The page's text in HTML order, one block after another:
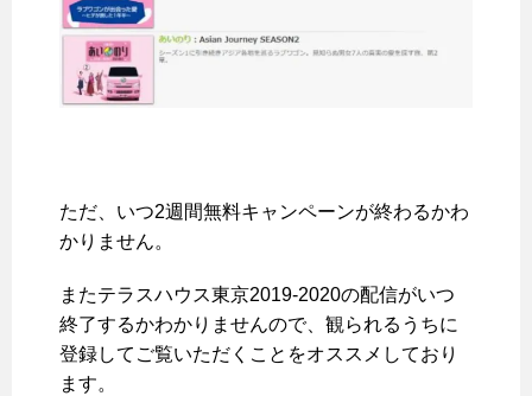
ただ、 いつ2週間無料キャンペーンが終わるかわ
かりません。
またテラスハウス東京2019-2020の配信がいつ
終了するかわかりませんので、観られるうちに
登録してご覧いただくことをオススメしており
ます。